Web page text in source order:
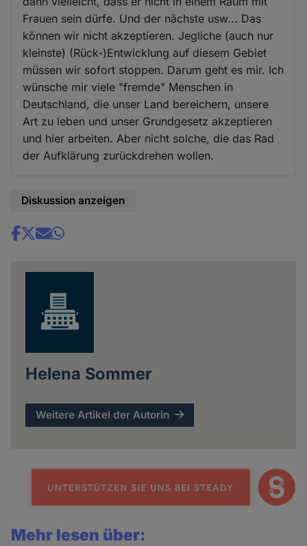
Frauen sein dürfe. Und der nächste usw... Das
können wir nicht akzeptieren. Jegliche (auch nur
kleinste) (Rück-)Entwicklung auf diesem Gebiet
müssen wir sofort stoppen. Darum geht es mir. Ich
wünsche mir viele "fremde" Menschen in
Deutschland, die unser Land bereichern, unsere
Art zu leben und unser Grundgesetz akzeptieren
und hier arbeiten. Aber nicht solche, die das Rad
der Aufklärung zurückdrehen wollen.
Diskussion anzeigen
Share
Helena Sommer
Weitere Artikel der Autorin
Mehr lesen über: